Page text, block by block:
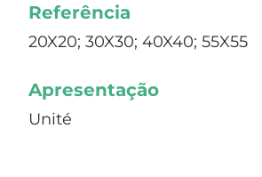
Referência
20X20; 30X30; 40X40; 55X55
Apresentação
Unité